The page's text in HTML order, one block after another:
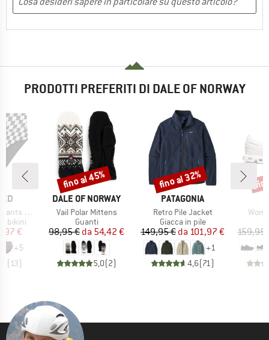
PRODOTTI PREFERITI DI DALE OF NORWAY
Slite
bikini
ridotto
€
+5
(13)
MARCHIO
DALE OF NORWAY
Articolo
Vail Polar Mittens
Gruppo di prodotti
Guanti
Prezzo
98,95 € Prezzo ridotto
da 54,42 €
5,0(2)
Sconto
fino al 45%
MARCHIO
PATAGONIA
Articolo
Retro Pile Jacket
Gruppo di prodotti
Giacca in pile
Prezzo
149,95 € Prezzo ridotto
da 101,97 €
+1
4,6(71)
Sconto
fino al 32%
159,95